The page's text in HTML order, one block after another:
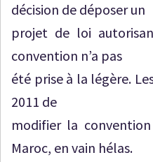
décision de déposer un
projet de loi
convention n’a pas
été prise à la légère.
2011 de
modifier la
Maroc, en vain hélas.